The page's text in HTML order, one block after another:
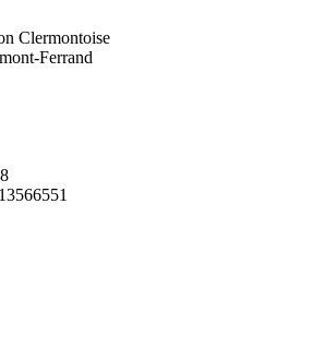
Clermontoise
Ferrand